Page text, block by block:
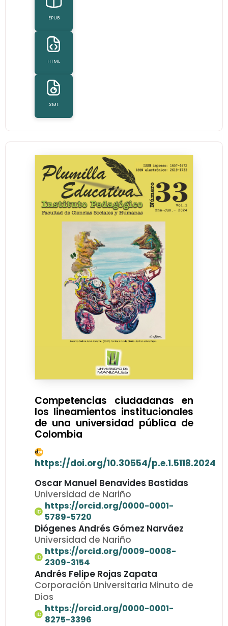
EPUB
HTML
XML
Competencias ciudadanas en
los lineamientos institucionales
de una universidad pública de
Colombia
https://doi.org/10.30554/p.e.1.5118.2024
Oscar Manuel Benavides Bastidas
Universidad de Nariño
https://orcid.org/0000-0001-
5789-5720
Diógenes Andrés Gómez Narváez
Universidad de Nariño
https://orcid.org/0009-0008-
2309-3154
Andrés Felipe Rojas Zapata
Corporación Universitaria Minuto de
Dios
https://orcid.org/0000-0001-
8275-3396